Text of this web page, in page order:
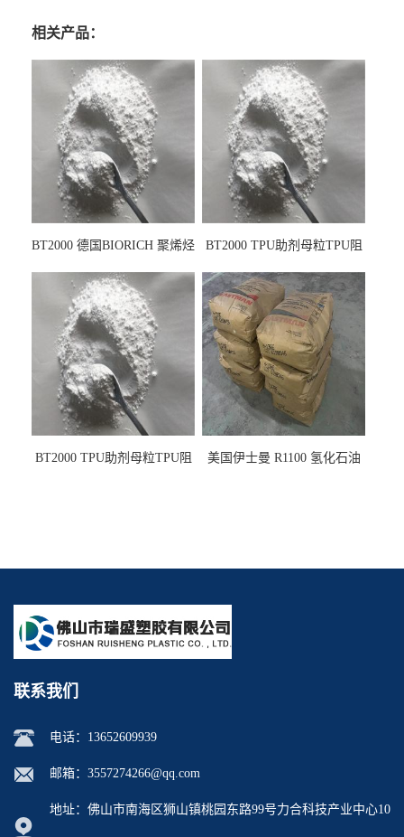
相关产品：
BT2000 德国BIORICH 聚烯烃
墨阻燃剂 TPU抗黄变剂 抗黄
变耐黄剂
BT2000 TPU助剂母粒TPU阻
剂雾面滑剂防粘剂 TPU抗黄
变剂 抗黄变耐黄剂
BT2000 TPU助剂母粒TPU阻
美国伊士曼 R1100 氢化石油
联系我们
电话： 13652609939
邮箱： 3557274266@qq.com
地址：佛山市南海区狮山镇桃园东路99号力合科技产业中心10